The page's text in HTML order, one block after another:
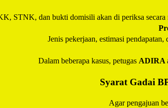
STNK, dan bukti domisili akan di periksa secara
Jenis pekerjaan, estimasi
Dalam beberapa kasus, petugas ADIRA
Syarat Gadai
Agar pengajuan